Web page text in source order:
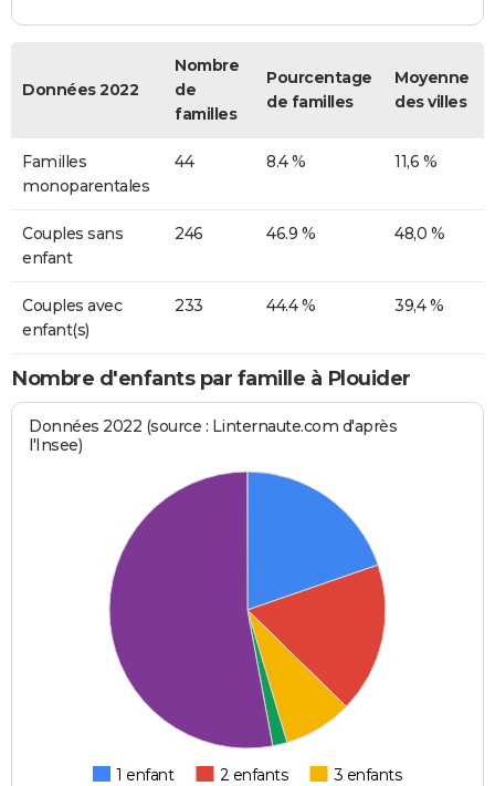
Données 2022
Nombre
de
familles
Pourcentage
de familles
Moyenne
des villes
Familles
monoparentales
44 8.4 % 11,6 %
Couples sans
enfant
246 46.9 % 48,0 %
Couples avec
enfant(s)
233 44.4 % 39,4 %
Nombre d'enfants par famille à Plouider
Données 2022 (source : Linternaute.com d'après
l'Insee)
1 enfant 2 enfants 3 enfants